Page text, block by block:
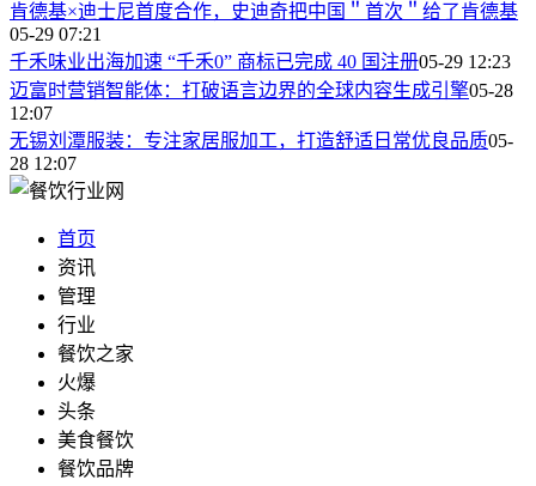
肯德基×迪士尼首度合作，史迪奇把中国＂首次＂给了肯德基
05-29 07:21
千禾味业出海加速 “千禾0” 商标已完成 40 国注册05-29 12:23
迈富时营销智能体：打破语言边界的全球内容生成引擎05-28
12:07
无锡刘潭服装：专注家居服加工，打造舒适日常优良品质05-
28 12:07
首页
资讯
管理
行业
餐饮之家
火爆
头条
美食餐饮
餐饮品牌